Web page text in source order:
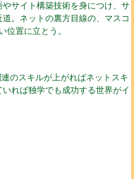
サイト構築技術を身につけ、サ
。ネットの裏方目線の、マスコ
位置に立とう。
のスキルが上がればネットスキ
れば独学でも成功する世界がイ